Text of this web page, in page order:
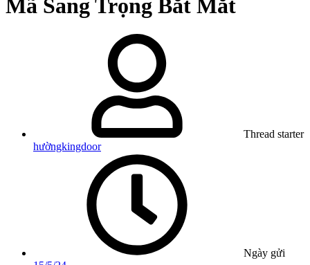
Mã Sang Trọng Bắt Mắt
Thread starter
hườngkingdoor
Ngày gửi